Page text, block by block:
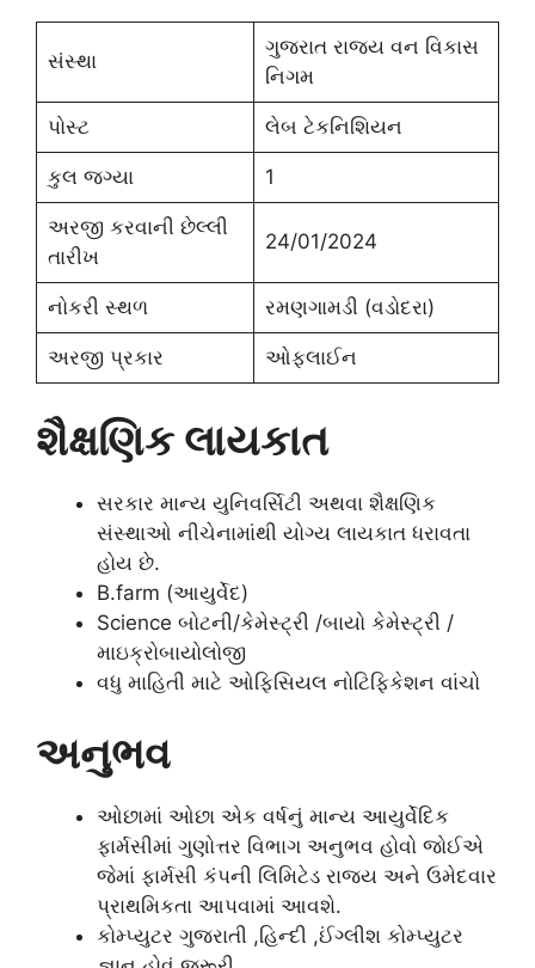
સંસ્થા
ગુજરાત રાજ્ય વન વિકાસ
નિગમ
પોસ્ટ લેબ ટેકનિશિયન
કુલ જગ્યા 1
અરજી કરવાની છેલ્લી
તારીખ
24/01/2024
નોકરી સ્થળ રમણગામડી (વડોદરા)
અરજી પ્રકાર ઓફલાઈન
શૈક્ષણિક લાયકાત
સરકાર માન્ય યુનિવર્સિટી અથવા શૈક્ષણિક
સંસ્થાઓ નીચેનામાંથી યોગ્ય લાયકાત ધરાવતા
હોય છે.
B.farm (આયુર્વેદ)
Science બોટની/કેમેસ્ટ્રી /બાયો કેમેસ્ટ્રી /
માઇક્રોબાયોલોજી
વધુ માહિતી માટે ઓફિસિયલ નોટિફિકેશન વાંચો
અનુભવ
ઓછામાં ઓછા એક વર્ષનું માન્ય આયુર્વેદિક
ફાર્મસીમાં ગુણોત્તર વિભાગ અનુભવ હોવો જોઈએ
જેમાં ફાર્મસી કંપની લિમિટેડ રાજ્ય અને ઉમેદવાર
પ્રાથમિકતા આપવામાં આવશે.
કોમ્પ્યુટર ગુજરાતી ,હિન્દી ,ઈંગ્લીશ કોમ્પ્યુટર